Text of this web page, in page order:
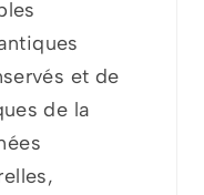
et de
de la